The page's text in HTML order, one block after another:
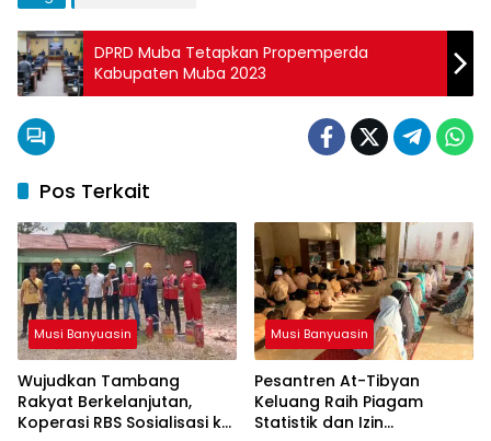
DPRD Muba Tetapkan Propemperda
Kabupaten Muba 2023
Pos Terkait
Musi Banyuasin
Wujudkan Tambang
Rakyat Berkelanjutan,
Koperasi RBS Sosialisasi ke
Musi Banyuasin
Pesantren At-Tibyan
Keluang Raih Piagam
Statistik dan Izin